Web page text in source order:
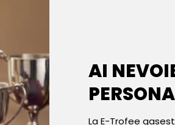
AI
La E-Trofee